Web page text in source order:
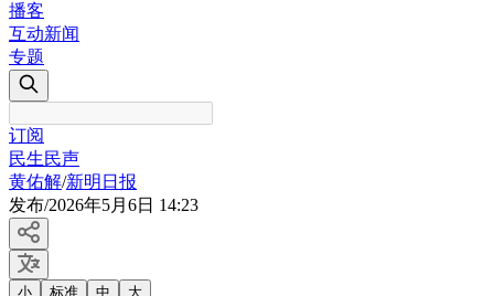
播客
互动新闻
专题
订阅
民生民声
黄佑解/新明日报
发布/2026年5月6日 14:23
小 标准 中 大